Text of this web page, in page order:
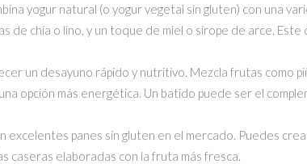
yogur natural (o yogur vegetal sin gluten) con una
de chía o lino, y un toque de miel o sirope de arce.
un desayuno rápido y nutritivo. Mezcla frutas como
opción más energética. Un batido puede ser el
excelentes panes sin gluten en el mercado. Puedes
caseras elaboradas con la fruta más fresca.